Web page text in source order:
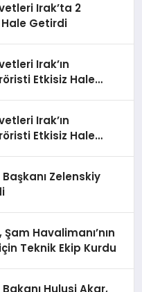
Irak’ta 2
Getirdi
Irak’ın
Etkisiz Hale
Irak’ın
Etkisiz Hale
Zelenskiy
Havalimanı’nın
Teknik Ekip Kurdu
Bakanı Hulusi Akar,